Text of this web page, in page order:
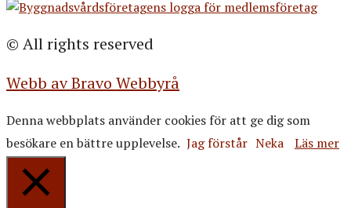
© All rights reserved
Webb av Bravo Webbyrå
Denna webbplats använder cookies för att ge dig som
besökare en bättre upplevelse. Jag förstår Neka Läs mer